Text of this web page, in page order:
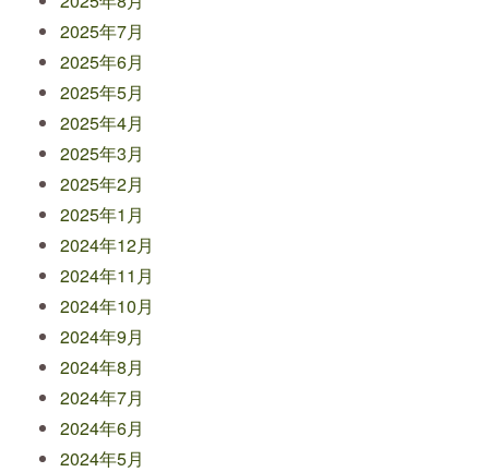
2025年7月
2025年6月
2025年5月
2025年4月
2025年3月
2025年2月
2025年1月
2024年12月
2024年11月
2024年10月
2024年9月
2024年8月
2024年7月
2024年6月
2024年5月